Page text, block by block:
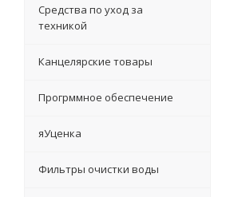
Средства по уход за
техникой
Канцелярские товары
Прогрммное обеспечение
яУценка
Фильтры очистки воды